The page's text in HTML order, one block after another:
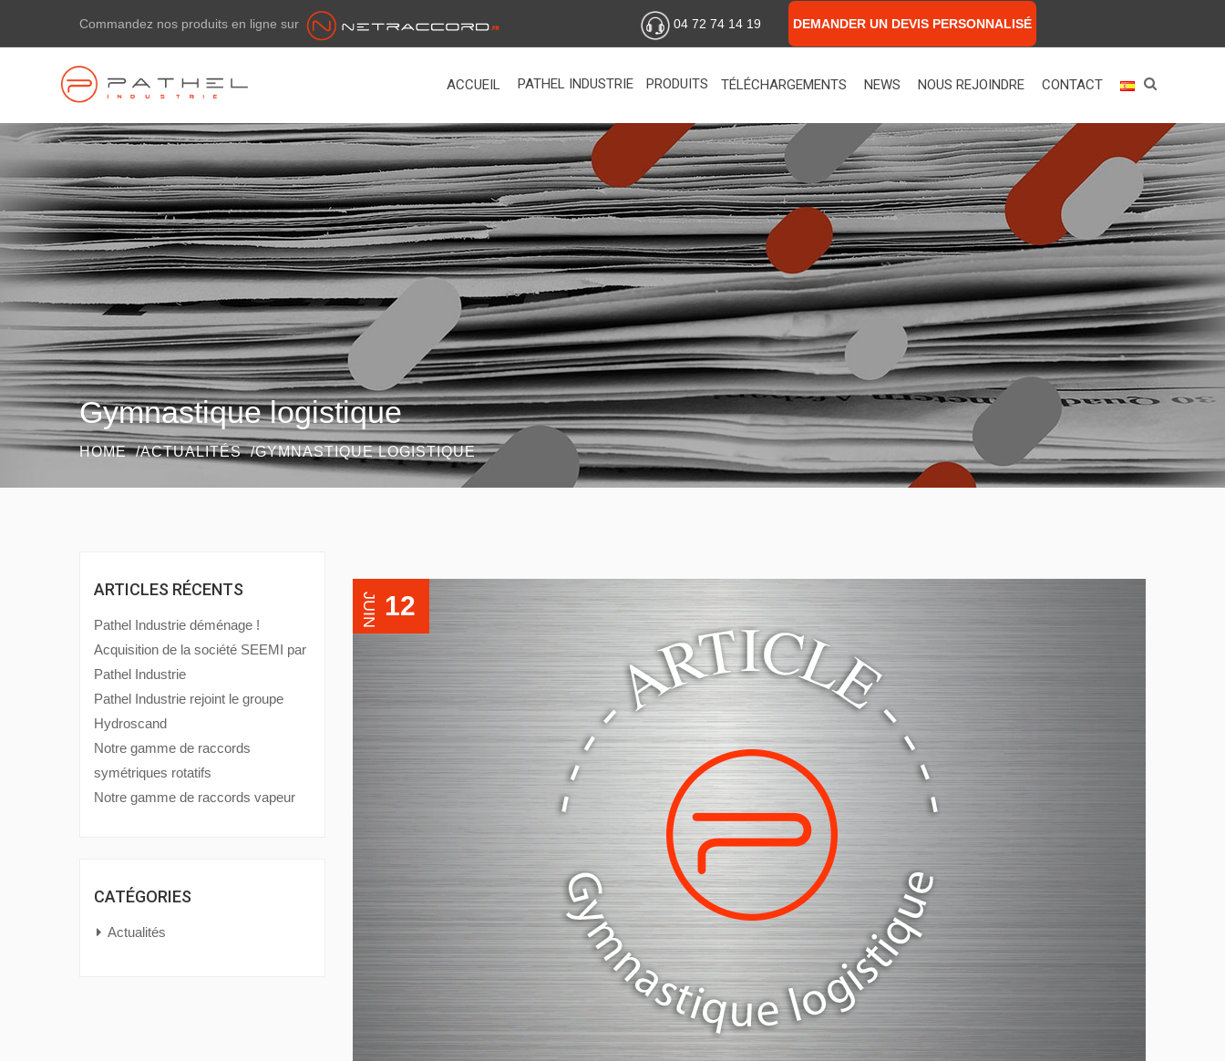
Commandez nos produits en ligne sur 04 72 74 14 19 DEMANDER UN DEVIS PERSONNALISÉ
ACCUEIL PATHEL INDUSTRIE PRODUITS TÉLÉCHARGEMENTS NEWS NOUS REJOINDRE CONTACT
Gymnastique logistique
HOME ACTUALITÉS GYMNASTIQUE LOGISTIQUE
ARTICLES RÉCENTS
Pathel Industrie déménage !
Acquisition de la société SEEMI par
Pathel Industrie
Pathel Industrie rejoint le groupe
Hydroscand
Notre gamme de raccords
symétriques rotatifs
Notre gamme de raccords vapeur
CATÉGORIES
Actualités
12
JUIN